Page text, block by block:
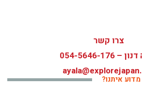
צרו קשר
דנון –054-5646-176
איתנו?